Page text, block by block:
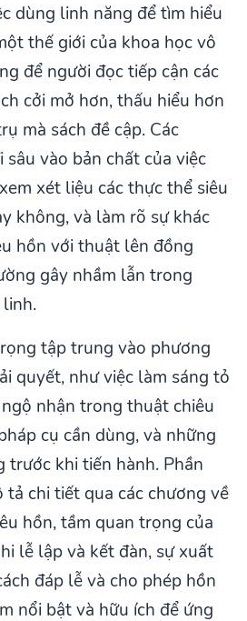
dùng linh năng để tìm hiểu
thế giới của khoa học vô
để người đọc tiếp cận các
cởi mở hơn, thấu hiểu hơn
mà sách đề cập. Các
vào bản chất của việc
xét liệu các thực thể siêu
không, và làm rõ sự khác
hồn với thuật lên đồng
gây nhầm lẫn trong
tập trung vào phương
quyết, như việc làm sáng tỏ
nhận trong thuật chiêu
cụ cần dùng, và những
trước khi tiến hành. Phần
chi tiết qua các chương về
hồn, tầm quan trọng của
lễ lập và kết đàn, sự xuất
đáp lễ và cho phép hồn
nổi bật và hữu ích để ứng